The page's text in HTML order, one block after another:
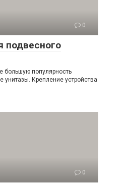
0
подвесного
большую популярность
унитазы. Крепление устройства
0